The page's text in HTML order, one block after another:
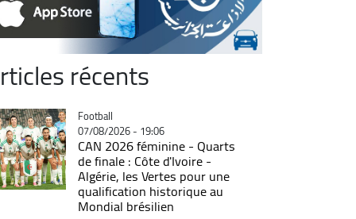
récents
Catégorie
Football
07/08/2026 - 19:06
CAN 2026 féminine - Quarts
de finale : Côte d'Ivoire -
Algérie, les Vertes pour une
qualification historique au
Mondial brésilien